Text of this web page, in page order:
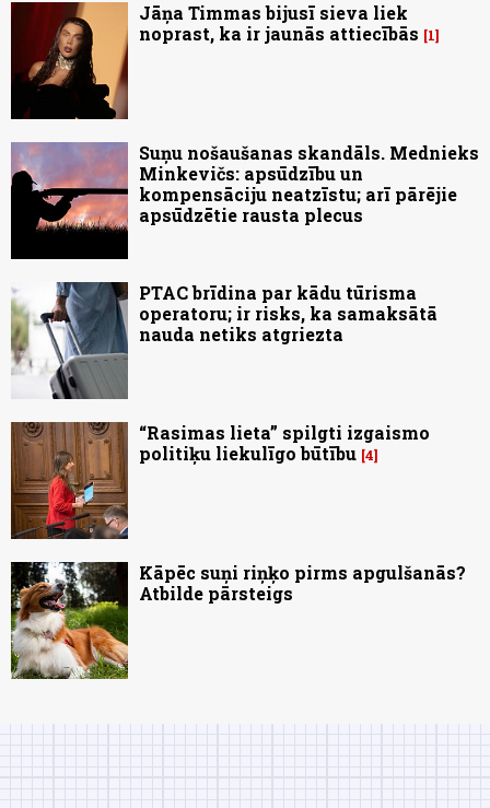
Jāņa Timmas bijusī sieva liek
noprast, ka ir jaunās attiecībās
1
Suņu nošaušanas skandāls. Mednieks
Minkevičs: apsūdzību un
kompensāciju neatzīstu; arī pārējie
apsūdzētie rausta plecus
PTAC brīdina par kādu tūrisma
operatoru; ir risks, ka samaksātā
nauda netiks atgriezta
“Rasimas lieta” spilgti izgaismo
politiķu liekulīgo būtību 4
Kāpēc suņi riņķo pirms apgulšanās?
Atbilde pārsteigs